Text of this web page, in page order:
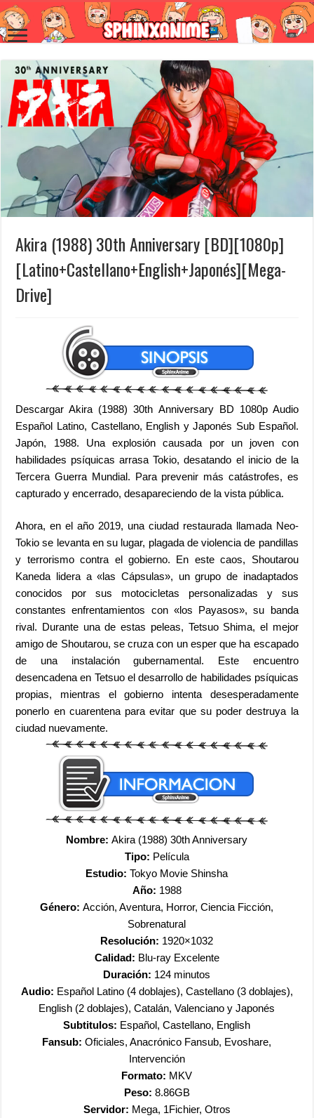
Akira (1988) 30th Anniversary [BD][1080p]
[Latino+Castellano+English+Japonés][Mega-
Drive]
Descargar Akira (1988) 30th Anniversary BD 1080p Audio
Español Latino, Castellano, English y Japonés Sub Español.
Japón, 1988. Una explosión causada por un joven con
habilidades psíquicas arrasa Tokio, desatando el inicio de la
Tercera Guerra Mundial. Para prevenir más catástrofes, es
capturado y encerrado, desapareciendo de la vista pública.
Ahora, en el año 2019, una ciudad restaurada llamada Neo-
Tokio se levanta en su lugar, plagada de violencia de pandillas
y terrorismo contra el gobierno. En este caos, Shoutarou
Kaneda lidera a «las Cápsulas», un grupo de inadaptados
conocidos por sus motocicletas personalizadas y sus
constantes enfrentamientos con «los Payasos», su banda
rival. Durante una de estas peleas, Tetsuo Shima, el mejor
amigo de Shoutarou, se cruza con un esper que ha escapado
de una instalación gubernamental. Este encuentro
desencadena en Tetsuo el desarrollo de habilidades psíquicas
propias, mientras el gobierno intenta desesperadamente
ponerlo en cuarentena para evitar que su poder destruya la
ciudad nuevamente.
Nombre:Akira (1988) 30th Anniversary
Tipo: Película
Estudio: Tokyo Movie Shinsha
Año: 1988
Género:Acción, Aventura, Horror, Ciencia Ficción,
Sobrenatural
Resolución: 1920×1032
Calidad: Blu-ray Excelente
Duración: 124 minutos
Audio: Español Latino (4 doblajes), Castellano (3 doblajes),
English (2 doblajes), Catalán, Valenciano y Japonés
Subtitulos: Español, Castellano, English
Fansub:Oficiales, Anacrónico Fansub, Evoshare,
Intervención
Formato: MKV
Peso: 8.86GB
Servidor: Mega, 1Fichier, Otros